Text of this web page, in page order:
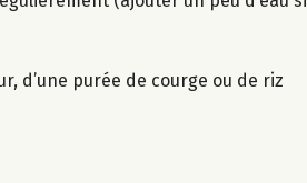
d’une purée de courge ou de riz